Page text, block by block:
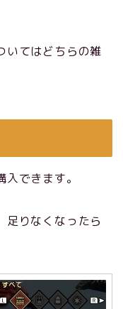
いてはどちらの雑
できます。
足りなくなったら